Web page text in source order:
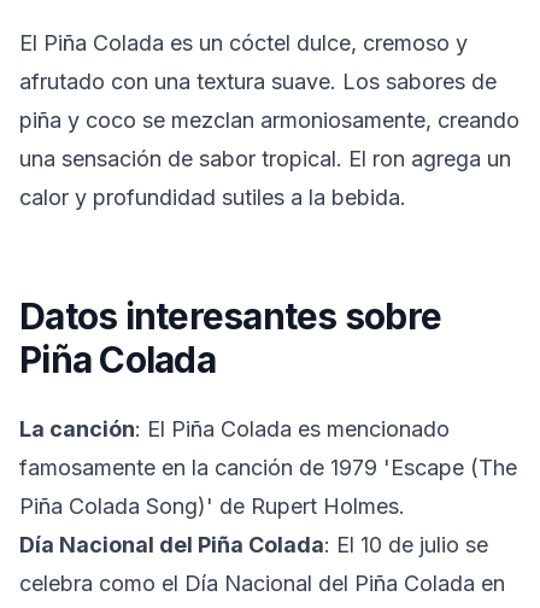
El Piña Colada es un cóctel dulce, cremoso y
afrutado con una textura suave. Los sabores de
piña y coco se mezclan armoniosamente, creando
una sensación de sabor tropical. El ron agrega un
calor y profundidad sutiles a la bebida.
Datos interesantes sobre
Piña Colada
La canción: El Piña Colada es mencionado
famosamente en la canción de 1979 'Escape (The
Piña Colada Song)' de Rupert Holmes.
Día Nacional del Piña Colada: El 10 de julio se
celebra como el Día Nacional del Piña Colada en